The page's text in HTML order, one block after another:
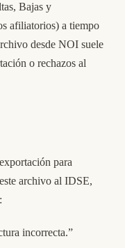
Bajas y
afiliatorios) a tiempo
desde NOI suele
o rechazos al
para
archivo al IDSE,
incorrecta.”